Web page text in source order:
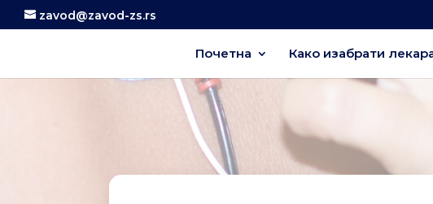
zavod@zavod-zs.rs
Почетна Како изабрати